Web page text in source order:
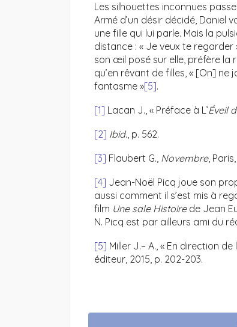
Les silhouettes inconnues
Armé d’un désir décidé, Daniel
une fille qui lui parle. Mais la
distance : « Je veux te regarder
son œil posé sur elle, préfère la
qu’en rêvant de filles, « [On]
fantasme »[5].
[1] Lacan J., « Préface à L’Éveil
[2] Ibid., p. 562.
[3] Flaubert G., Novembre,
[4] Jean-Noël Picq joue son
aussi comment il s’est mis à
film Une sale Histoirede Jean
N. Picq est par ailleurs ami du
[5] Miller J.– A., « En direction de
éditeur, 2015, p. 202-203.